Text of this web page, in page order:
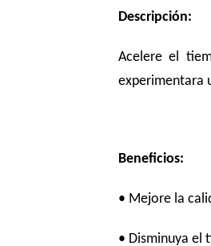
Descripción:
Acelere el
experimentara
Beneficios:
• Mejore la
• Disminuya el